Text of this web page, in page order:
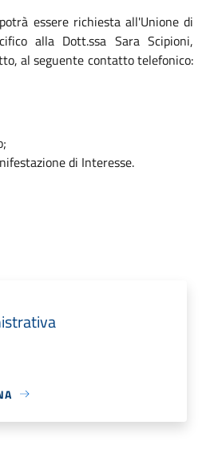
essere richiesta all'Unione di
alla Dott.ssa Sara Scipioni,
al seguente contatto telefonico:
di Interesse.